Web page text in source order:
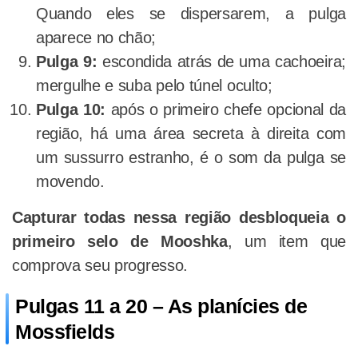
Quando eles se dispersarem, a pulga
aparece no chão;
Pulga 9: escondida atrás de uma cachoeira;
mergulhe e suba pelo túnel oculto;
Pulga 10: após o primeiro chefe opcional da
região, há uma área secreta à direita com
um sussurro estranho, é o som da pulga se
movendo.
Capturar todas nessa região desbloqueia o
primeiro selo de Mooshka, um item que
comprova seu progresso.
Pulgas 11 a 20 – As planícies de
Mossfields